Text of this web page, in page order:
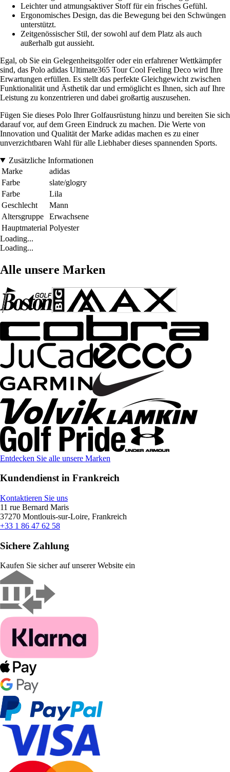
Leichter und atmungsaktiver Stoff für ein frisches Gefühl.
Ergonomisches Design, das die Bewegung bei den Schwüngen
unterstützt.
Zeitgenössischer Stil, der sowohl auf dem Platz als auch
außerhalb gut aussieht.
Egal, ob Sie ein Gelegenheitsgolfer oder ein erfahrener Wettkämpfer
sind, das Polo adidas Ultimate365 Tour Cool Feeling Deco wird Ihre
Erwartungen erfüllen. Es stellt das perfekte Gleichgewicht zwischen
Funktionalität und Ästhetik dar und ermöglicht es Ihnen, sich auf Ihre
Leistung zu konzentrieren und dabei großartig auszusehen.
Fügen Sie dieses Polo Ihrer Golfausrüstung hinzu und bereiten Sie sich
darauf vor, auf dem Green Eindruck zu machen. Die Werte von
Innovation und Qualität der Marke adidas machen es zu einer
unverzichtbaren Wahl für alle Liebhaber dieses spannenden Sports.
Zusätzliche Informationen
Marke
adidas
Farbe
slate/glogry
Farbe
Lila
Geschlecht
Mann
Altersgruppe
Erwachsene
Hauptmaterial Polyester
Loading...
Loading...
Alle unsere Marken
Entdecken Sie alle unsere Marken
Kundendienst in Frankreich
Kontaktieren Sie uns
11 rue Bernard Maris
37270 Montlouis-sur-Loire, Frankreich
+33 1 86 47 62 58
Sichere Zahlung
Kaufen Sie sicher auf unserer Website ein